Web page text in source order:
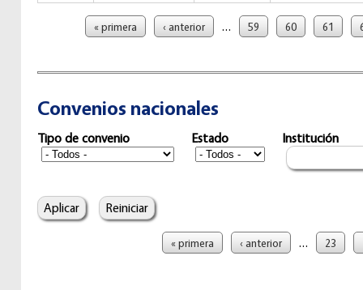
Páginas« primera ‹ anterior … 59 60 61
Convenios nacionales
Tipo de convenio Estado Institución
« primera ‹ anterior … 23